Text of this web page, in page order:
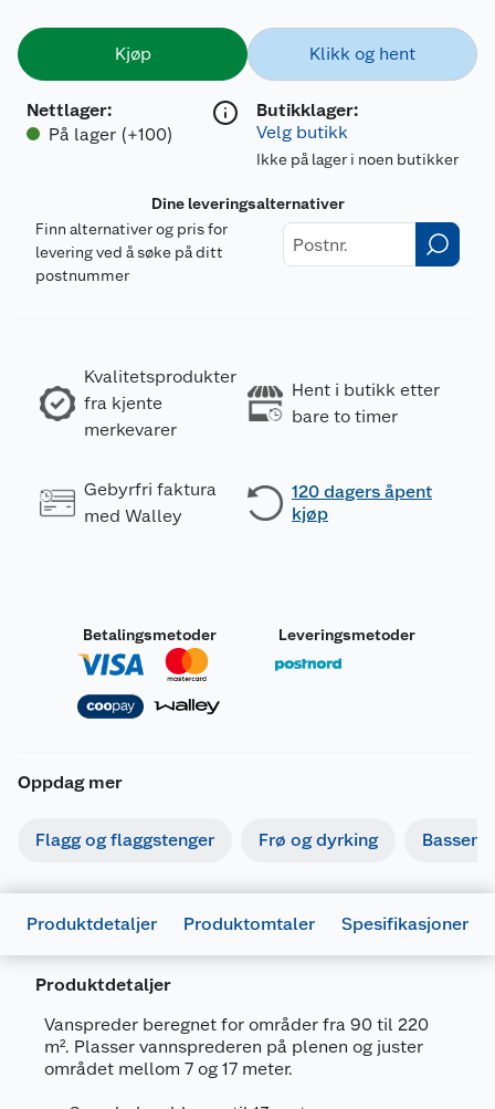
Kjøp
Nettlager:
På lager (+100)
Klikk og hent
Butikklager:
Velg butikk
Ikke på lager i noen butikker
Dine leveringsalternativer
Finn alternativer og pris for
levering ved å søke på ditt
postnummer
Kvalitetsprodukter
fra kjente
merkevarer
Hent i butikk etter
bare to timer
Gebyrfri faktura
med Walley
120 dagers åpent
kjøp
Betalingsmetoder Leveringsmetoder
Oppdag mer
Flagg og flaggstenger Frø og dyrking Basseng
Produktdetaljer Produktomtaler Spesifikasjoner
Produktdetaljer
Vanspreder beregnet for områder fra 90 til 220
m². Plasser vannsprederen på plenen og juster
området mellom 7 og 17 meter.